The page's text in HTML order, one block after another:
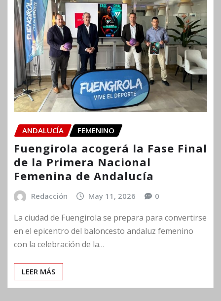
ANDALUCÍA FEMENINO
Fuengirola acogerá la Fase Final
de la Primera Nacional
Femenina de Andalucía
Redacción May 11, 2026 0
La ciudad de Fuengirola se prepara para convertirse
en el epicentro del baloncesto andaluz femenino
con la celebración de la…
LEER MÁS